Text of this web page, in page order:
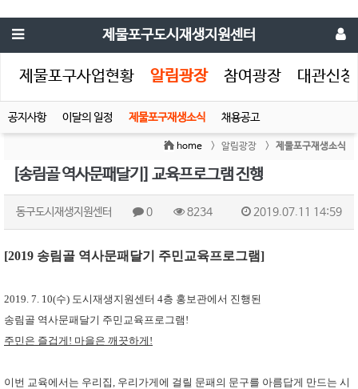
제물포구도시재생지원센터
제물포구사업현황 알림광장 참여광장 대관신청
공지사항 이달의 일정 제물포구재생소식 채용공고
home > 알림광장 > 제물포구재생소식
[송림골 역사문패달기] 교육프로그램 진행
동구도시재생지원센터 0 8234 2019.07.11 14:59
[2019 송림골 역사문패달기 주민교육프로그램]
​2019. 7. 10(수) 도시재생지원센터 4층 홍보관에서 진행된
송림골 역사문패달기 주민교육프로그램!
주민은 즐겁게! 마을은 깨끗하게!
이번 교육에서는 우리집, 우리가게에 걸릴 문패의 문구를 아름답게 만드는 시